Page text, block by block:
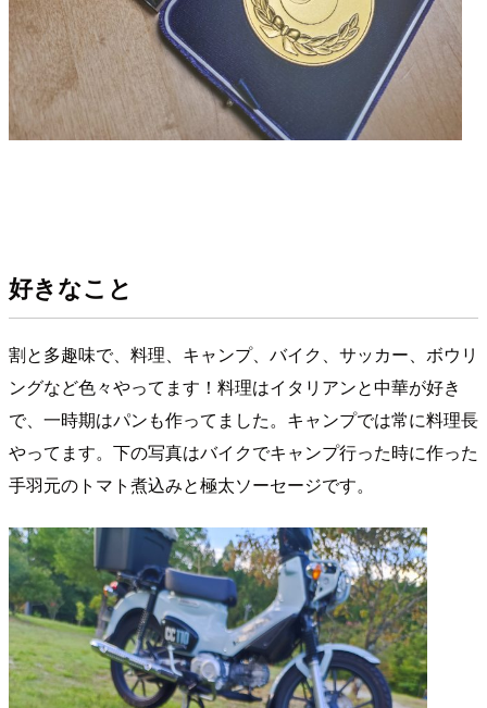
好きなこと
割と多趣味で、料理、キャンプ、バイク、サッカー、ボウリ
ングなど色々やってます！料理はイタリアンと中華が好き
で、一時期はパンも作ってました。キャンプでは常に料理長
やってます。下の写真はバイクでキャンプ行った時に作った
手羽元のトマト煮込みと極太ソーセージです。